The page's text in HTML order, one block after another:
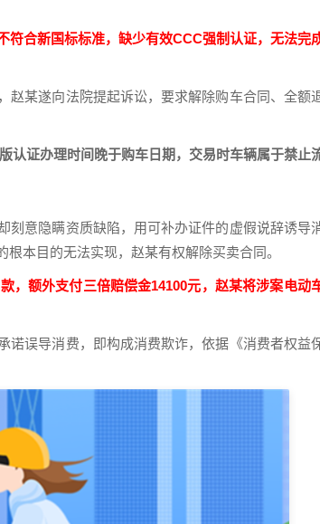
合新国标标准，缺少有效CCC强制认证，无法完
某遂向法院提起诉讼，要求解除购车合同、全额
认证办理时间晚于购车日期，交易时车辆属于禁止
刻意隐瞒资质缺陷，用可补办证件的虚假说辞诱导
本目的无法实现，赵某有权解除买卖合同。
，额外支付三倍赔偿金14100元，赵某将涉案电动
误导消费，即构成消费欺诈，依据《消费者权益